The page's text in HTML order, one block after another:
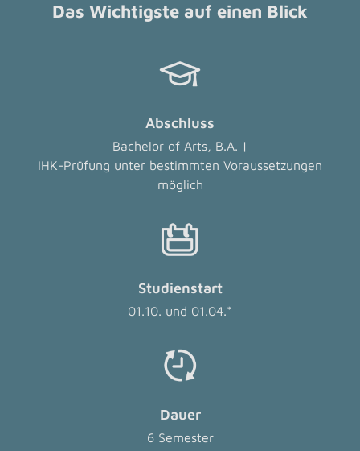
Das Wichtigste auf einen Blick
Abschluss
Bachelor of Arts, B.A. |
IHK-Prüfung unter bestimmten Voraussetzungen
möglich
Studienstart
01.10. und 01.04.*
Dauer
6 Semester